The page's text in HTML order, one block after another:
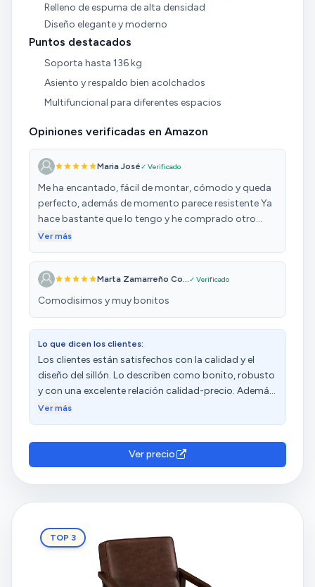
Relleno de espuma de alta densidad
Diseño elegante y moderno
Puntos destacados
Soporta hasta 136 kg
Asiento y respaldo bien acolchados
Multifuncional para diferentes espacios
Opiniones verificadas en Amazon
Maria José✓ Verificado
Me ha encantado, fácil de montar, cómodo y queda
perfecto, además de momento parece resistente Ya
hace bastante que lo tengo y he comprado otro
igual
Ver más
Marta Zamarreño Co...✓ Verificado
Comodisimos y muy bonitos
Lo que dicen los clientes:
Los clientes están satisfechos con la calidad y el
diseño del sillón. Lo describen como bonito, robusto
y con una excelente relación calidad-precio. Además,
destacan su comodidad y fácil montaje. Sin
Ver más
Ver precio
TOP 3